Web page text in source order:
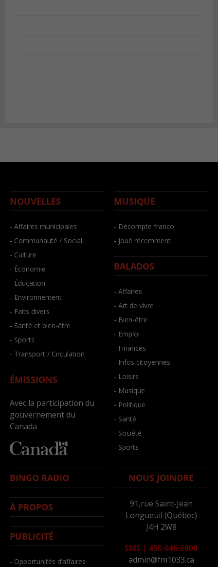
NOUVELLES
- Affaires municipales
- Communauté / Social
- Culture
- Économie
- Éducation
- Environnement
- Faits divers
- Santé et bien-être
- Sports
- Transport / Circulation
ÉMISSIONS
Avec la participation du
gouvernement du
Canada
MUSIQUE
- Décompte franco
- Joué récemment
BALADOS
- Affaires
- Art de vivre
- Bien-être
- Emploi
- Finances
- Infos citoyennes
- Loisirs
- Musique
- Politique
- Santé
- Société
- Sports
BINGO RADIO
À PROPOS
PUBLICITÉ
- Opportunités d’affaires
NOUS JOINDRE
91,rue Saint-Jean
Longueuil (Québec)
J4H 2W8
SMS | 450-646-6800
admin@fm1033.ca